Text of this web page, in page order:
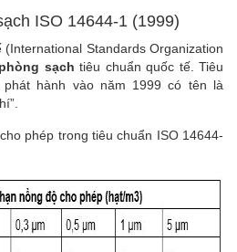
ISO 14644-1 (1999)
Standards Organization
phòng sạchtiêu chuẩn quốc tế. Tiêu
hành vào năm 1999 có tên là
phép trong tiêu chuẩn ISO 14644-